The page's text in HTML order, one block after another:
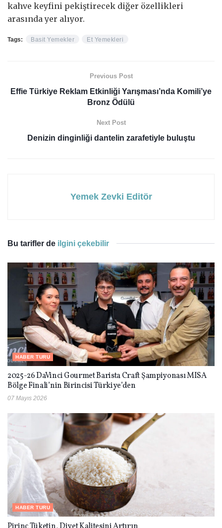
kahve keyfini pekiştirecek diğer özellikleri
arasında yer alıyor.
Tags: Basit Yemekler Et Yemekleri
Previous Post
Effie Türkiye Reklam Etkinliği Yarışması’nda Komili’ye
Bronz Ödülü
Next Post
Denizin dinginliği dantelin zarafetiyle buluştu
Yemek Zevki Editör
Bu tarifler de ilgini çekebilir
HABER TURU
2025-26 DaVinci Gourmet Barista Craft Şampiyonası MISA
Bölge Finali’nin Birincisi Türkiye’den
07 Mayıs 2026
HABER TURU